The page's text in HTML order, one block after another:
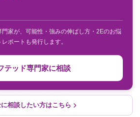
家が、可能性・強みの伸ばし方・2Eのお悩
ポートも発行します。
テッド専門家に相談
相談したい方はこちら